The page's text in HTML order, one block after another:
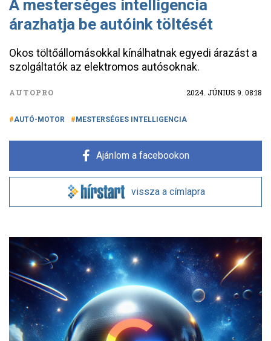
A mesterséges intelligencia
árazhatja be autóink töltését
Okos töltőállomásokkal kínálhatnak egyedi árazást a
szolgáltatók az elektromos autósoknak.
AUTOPRO 2024. JÚNIUS 9. 08:18
AUTÓ-MOTOR MESTERSÉGES INTELLIGENCIA
Ajánlom a facebookon
vissza a címlapra